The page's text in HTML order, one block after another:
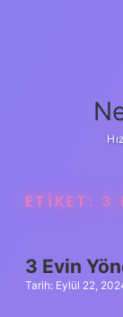
ETIKET: 3
3 Evin
Tarih: Eylül 22,